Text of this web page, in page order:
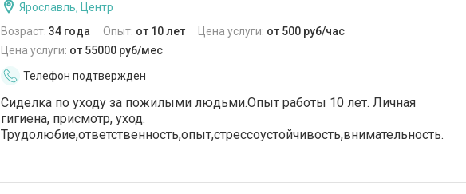
Ярославль, Центр
Возраст: 34 года Опыт: от 10 лет Цена услуги: от 500 руб/час
Цена услуги: от 55000 руб/мес
Телефон подтвержден
Сиделка по уходу за пожилыми людьми.Опыт работы 10 лет. Личная
гигиена, присмотр, уход.
Трудолюбие,ответственность,опыт,стрессоустойчивость,внимательность.